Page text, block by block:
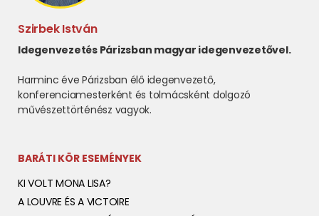
Szirbek István
Idegenvezetés Párizsban magyar idegenvezetővel.
Harminc éve Párizsban élő idegenvezető,
konferenciamesterként és tolmácsként dolgozó
művészettörténész vagyok.
BARÁTI KÖR ESEMÉNYEK
KI VOLT MONA LISA?
A LOUVRE ÉS A VICTOIRE